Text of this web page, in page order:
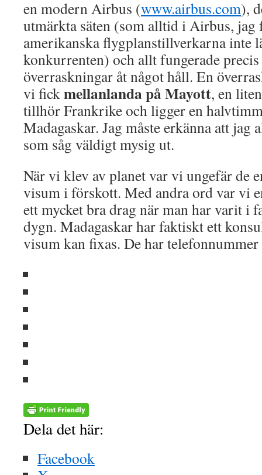
en modern Airbus (www.airbus.com),
utmärkta säten (som alltid i Airbus, jag
amerikanska flygplanstillverkarna inte
konkurrenten) och allt fungerade
överraskningar åt något håll. En
vi fickmellanlanda på Mayott, en
tillhör Frankrike och ligger en
Madagaskar. Jag måste erkänna att
som såg väldigt mysig ut.
När vi klev av planet var vi ungefär de
visum i förskott. Med andra ord var vi
ett mycket bra drag när man har varit i
dygn. Madagaskar har faktiskt ett
visum kan fixas. De har
Dela det här:
Facebook